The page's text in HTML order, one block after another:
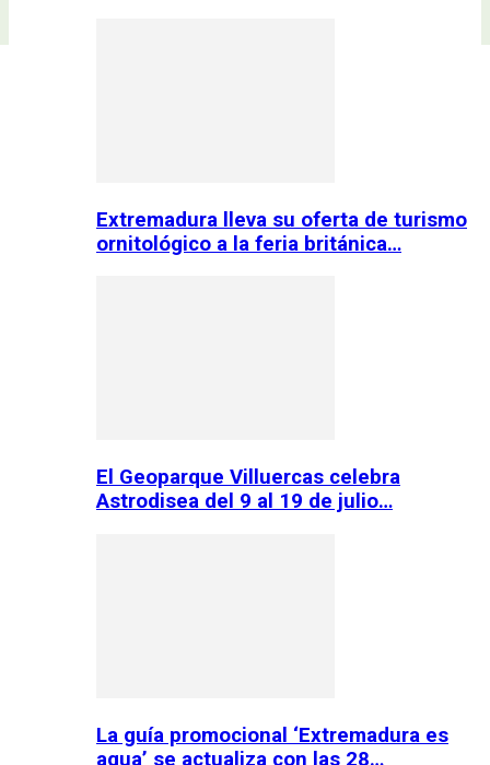
Extremadura lleva su oferta de turismo
ornitológico a la feria británica…
El Geoparque Villuercas celebra
Astrodisea del 9 al 19 de julio…
La guía promocional ‘Extremadura es
agua’ se actualiza con las 28…